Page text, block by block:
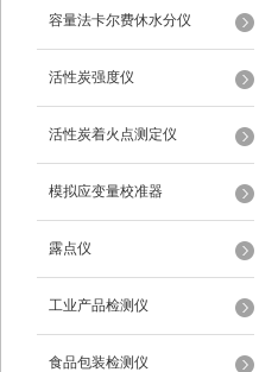
容量法卡尔费休水分仪
活性炭强度仪
活性炭着火点测定仪
模拟应变量校准器
露点仪
工业产品检测仪
食品包装检测仪